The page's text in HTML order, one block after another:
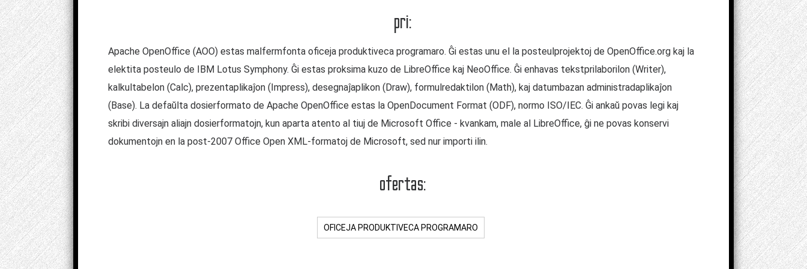
pri:
Apache OpenOffice (AOO) estas malfermfonta oficeja produktiveca programaro. Ĝi estas unu el la posteulprojektoj de OpenOffice.org kaj la
elektita posteulo de IBM Lotus Symphony. Ĝi estas proksima kuzo de LibreOffice kaj NeoOffice. Ĝi enhavas tekstprilaborilon (Writer),
kalkultabelon (Calc), prezentaplikaĵon (Impress), desegnaĵaplikon (Draw), formulredaktilon (Math), kaj datumbazan administradaplikaĵon
(Base). La defaŭlta dosierformato de Apache OpenOffice estas la OpenDocument Format (ODF), normo ISO/IEC. Ĝi ankaŭ povas legi kaj
skribi diversajn aliajn dosierformatojn, kun aparta atento al tiuj de Microsoft Office - kvankam, male al LibreOffice, ĝi ne povas konservi
dokumentojn en la post-2007 Office Open XML-formatoj de Microsoft, sed nur importi ilin.
ofertas:
OFICEJA PRODUKTIVECA PROGRAMARO